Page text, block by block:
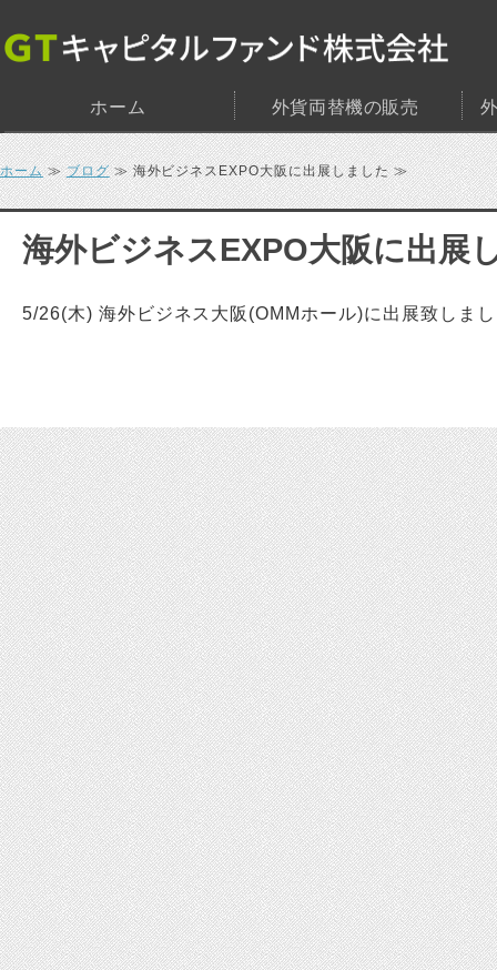
ホーム 外貨両替機の販売
ホーム≫ブログ≫ 海外ビジネスEXPO大阪に出展しました ≫
海外ビジネスEXPO大阪に出展
5/26(木) 海外ビジネス大阪(OMMホール)に出展致しま